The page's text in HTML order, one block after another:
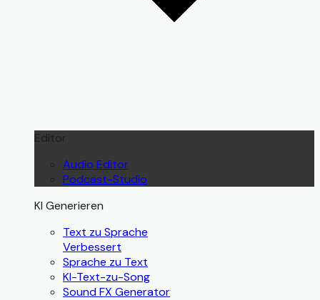
Editor
Audio Editor
Podcast-Studio
KI Generieren
Text zu Sprache
Verbessert
Sprache zu Text
KI-Text-zu-Song
Sound FX Generator